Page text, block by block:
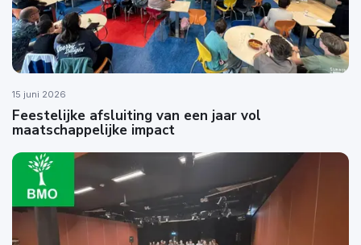
15 juni 2026
Feestelijke afsluiting van een jaar vol
maatschappelijke impact